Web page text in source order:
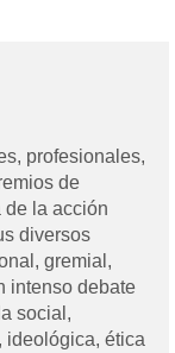
profesionales,
de
de la acción
diversos
gremial,
intenso debate
social,
ideológica, ética